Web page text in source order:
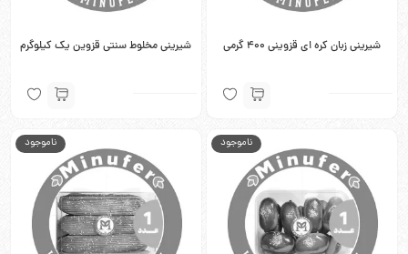
شیرینی زبان کره ای قزوینی 400 گرمی شیرینی مخلوط سنتی قزوین یک کیلوگرم
ناموجود ناموجود